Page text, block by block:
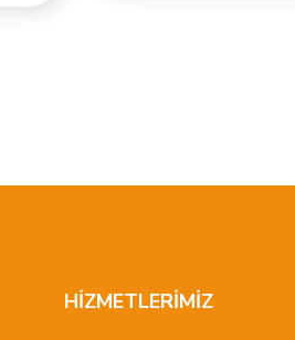
HİZMETLERİMİZ